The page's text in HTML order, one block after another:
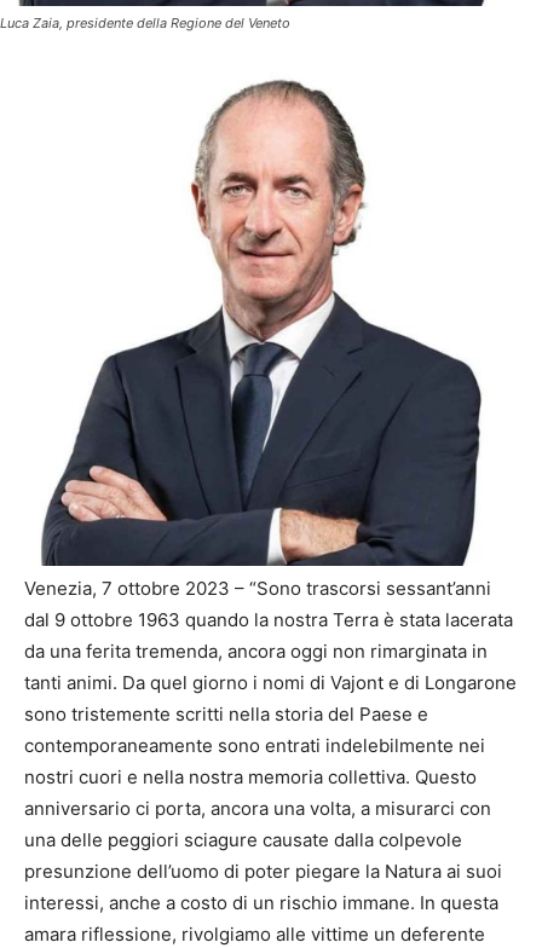
Luca Zaia, presidente della Regione del Veneto
Venezia, 7 ottobre 2023 – “Sono trascorsi sessant’anni
dal 9 ottobre 1963 quando la nostra Terra è stata lacerata
da una ferita tremenda, ancora oggi non rimarginata in
tanti animi. Da quel giorno i nomi di Vajont e di Longarone
sono tristemente scritti nella storia del Paese e
contemporaneamente sono entrati indelebilmente nei
nostri cuori e nella nostra memoria collettiva. Questo
anniversario ci porta, ancora una volta, a misurarci con
una delle peggiori sciagure causate dalla colpevole
presunzione dell’uomo di poter piegare la Natura ai suoi
interessi, anche a costo di un rischio immane. In questa
amara riflessione, rivolgiamo alle vittime un deferente